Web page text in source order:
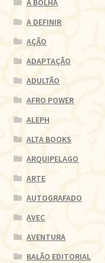
A BOLHA
A DEFINIR
AÇÃO
ADAPTAÇÃO
ADULTÃO
AFRO POWER
ALEPH
ALTA BOOKS
ARQUIPELAGO
ARTE
AUTOGRAFADO
AVEC
AVENTURA
BALÃO EDITORIAL